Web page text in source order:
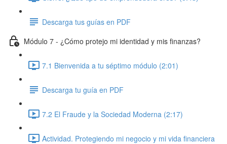
Descarga tus guías en PDF
Módulo 7 - ¿Cómo protejo mi identidad y mis finanzas?
7.1 Bienvenida a tu séptimo módulo (2:01)
Descarga tu guía en PDF
7.2 El Fraude y la Sociedad Moderna (2:17)
Actividad. Protegiendo mi negocio y mi vida financiera